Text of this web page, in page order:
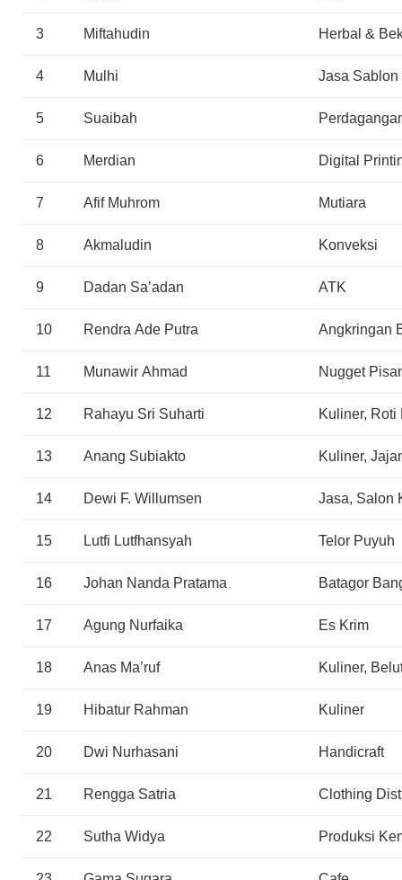
3 Miftahudin Herbal &
4 Mulhi Jasa Sablon
5 Suaibah
6 Merdian Digital
7 Afif Muhrom Mutiara
8 Akmaludin Konveksi
9 Dadan Sa’adan ATK
10 Rendra Ade Putra Angkringan
11 Munawir Ahmad Nugget
12 Rahayu Sri Suharti Kuliner, Roti
13 Anang Subiakto Kuliner,
14 Dewi F. Willumsen Jasa, Salon
15 Lutfi Lutfhansyah Telor Puyuh
16 Johan Nanda Pratama Batagor
17 Agung Nurfaika Es Krim
18 Anas Ma’ruf Kuliner,
19 Hibatur Rahman Kuliner
20 Dwi Nurhasani Handicraft
21 Rengga Satria Clothing
22 Sutha Widya Produksi